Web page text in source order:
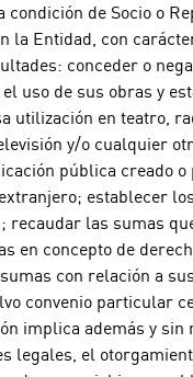
condición de Socio o
la Entidad, con
conceder o
uso de sus obras y
utilización en teatro,
y/o cualquier
pública creado o
establecer
recaudar las sumas
en concepto de
con relación a sus
convenio particular
implica además y sin
legales, el